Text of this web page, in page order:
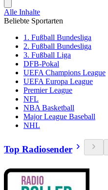
Alle Inhalte
Beliebte Sportarten
1. Fußball Bundesliga
2. Fußball Bundesliga
3. Fußball Liga
DFB-Pokal
UEFA Champions League
UEFA Europa League
Premier League
NFL
NBA Basketball
Major League Baseball
NHL
Top Radiosender